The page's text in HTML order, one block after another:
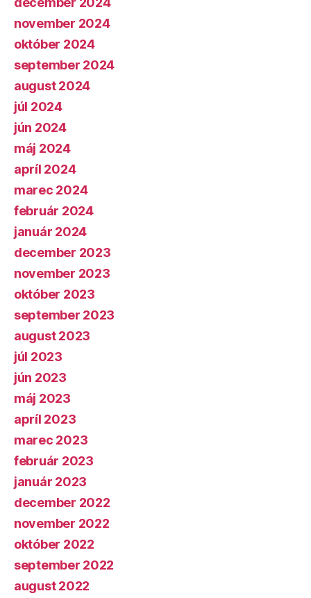
november 2024
október 2024
september 2024
august 2024
júl 2024
jún 2024
máj 2024
apríl 2024
marec 2024
február 2024
január 2024
december 2023
november 2023
október 2023
september 2023
august 2023
júl 2023
jún 2023
máj 2023
apríl 2023
marec 2023
február 2023
január 2023
december 2022
november 2022
október 2022
september 2022
august 2022